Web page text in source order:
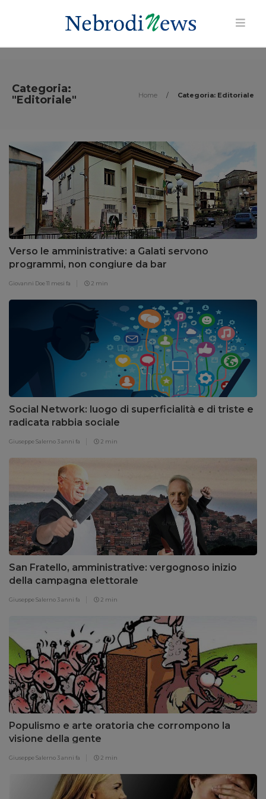
Categoria:
"Editoriale"
Home / Categoria: Editoriale
Verso le amministrative: a Galati servono
programmi, non congiure da bar
Giovanni Doe11 mesi fa 2 min
Social Network: luogo di superficialità e di triste e
radicata rabbia sociale
Giuseppe Salerno 3 anni fa 2 min
San Fratello, amministrative: vergognoso inizio
della campagna elettorale
Giuseppe Salerno 3 anni fa 2 min
Populismo e arte oratoria che corrompono la
visione della gente
Giuseppe Salerno 3 anni fa 2 min